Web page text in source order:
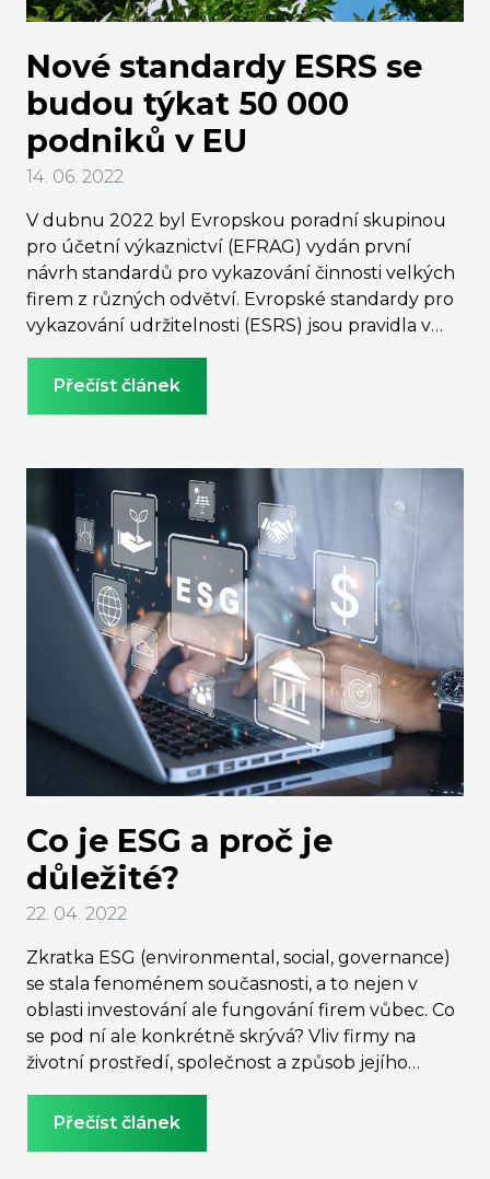
Nové standardy ESRS se
budou týkat 50 000
podniků v EU
14. 06. 2022
V dubnu 2022 byl Evropskou poradní skupinou
pro účetní výkaznictví (EFRAG) vydán první
návrh standardů pro vykazování činnosti velkých
firem z různých odvětví. Evropské standardy pro
vykazování udržitelnosti (ESRS) jsou pravidla v
a středně velké společnosti budou muset v
a řízení firmy. V případě nežádoucích dopadů
bude na firmě, aby je zmírnila, nebo se jim ještě
lépe úplně vyhnula. EFRAG v listopadu 2022
předložil pravidla ESRS Evropské komisi.
Přečíst článek
Co je ESG a proč je
důležité?
22. 04. 2022
Zkratka ESG (environmental, social, governance)
se stala fenoménem současnosti, a to nejen v
oblasti investování ale fungování firem vůbec. Co
se pod ní ale konkrétně skrývá? Vliv firmy na
životní prostředí, společnost a způsob jejího
„udržitelnost“ či „odpovědnost“ firmy. Je to
Přečíst článek